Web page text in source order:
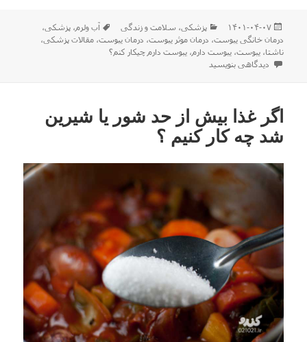
ارسال
شده
در
۱۴۰۱-۰۴-۰۷ دسته‌ها
پزشکی، سلامت و زندگی برچسب‌ها
آب ولرم،پزشکی،
درمان خانگی یبوست، درمان موثر یبوست، درمان یبوست،مقالات پزشکی،
ناشتا،یبوست،یبوست دارم،یبوست دارم چیکار کنم؟
برای درمان ساده و خانگی یبوست (تست شده)
دیدگاهی بنویسید
اگر غذا بیش از حد شور یا شیرین
شد چه کار کنیم ؟